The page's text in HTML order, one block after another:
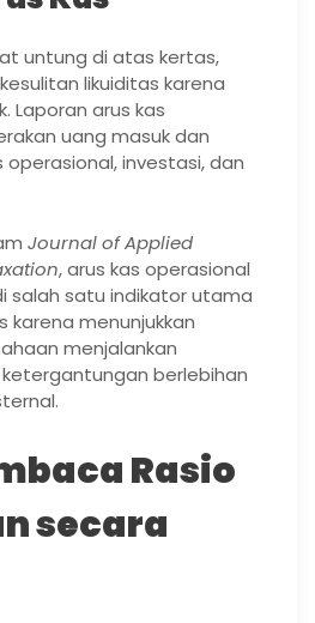
untung di atas kertas,
likuiditas karena
Laporan arus kas
uang masuk dan
investasi, dan
Journal of Applied
, arus kas operasional
salah satu indikator utama
karena menunjukkan
menjalankan
berlebihan
Rasio
secara